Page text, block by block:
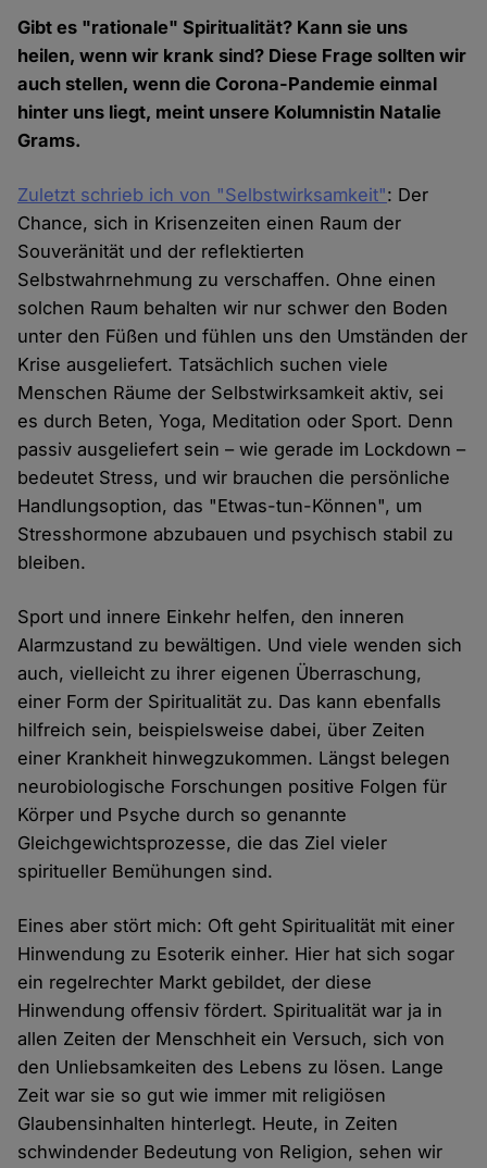
Gibt es "rationale" Spiritualität? Kann sie uns
heilen, wenn wir krank sind? Diese Frage sollten wir
auch stellen, wenn die Corona-Pandemie einmal
hinter uns liegt, meint unsere Kolumnistin Natalie
Grams.
Zuletzt schrieb ich von "Selbstwirksamkeit": Der
Chance, sich in Krisenzeiten einen Raum der
Souveränität und der reflektierten
Selbstwahrnehmung zu verschaffen. Ohne einen
solchen Raum behalten wir nur schwer den Boden
unter den Füßen und fühlen uns den Umständen der
Krise ausgeliefert. Tatsächlich suchen viele
Menschen Räume der Selbstwirksamkeit aktiv, sei
es durch Beten, Yoga, Meditation oder Sport. Denn
passiv ausgeliefert sein – wie gerade im Lockdown –
bedeutet Stress, und wir brauchen die persönliche
Handlungsoption, das "Etwas-tun-Können", um
Stresshormone abzubauen und psychisch stabil zu
bleiben.
Sport und innere Einkehr helfen, den inneren
Alarmzustand zu bewältigen. Und viele wenden sich
auch, vielleicht zu ihrer eigenen Überraschung,
einer Form der Spiritualität zu. Das kann ebenfalls
hilfreich sein, beispielsweise dabei, über Zeiten
einer Krankheit hinwegzukommen. Längst belegen
neurobiologische Forschungen positive Folgen für
Körper und Psyche durch so genannte
Gleichgewichtsprozesse, die das Ziel vieler
spiritueller Bemühungen sind.
Eines aber stört mich: Oft geht Spiritualität mit einer
Hinwendung zu Esoterik einher. Hier hat sich sogar
ein regelrechter Markt gebildet, der diese
Hinwendung offensiv fördert. Spiritualität war ja in
allen Zeiten der Menschheit ein Versuch, sich von
den Unliebsamkeiten des Lebens zu lösen. Lange
Zeit war sie so gut wie immer mit religiösen
Glaubensinhalten hinterlegt. Heute, in Zeiten
schwindender Bedeutung von Religion, sehen wir